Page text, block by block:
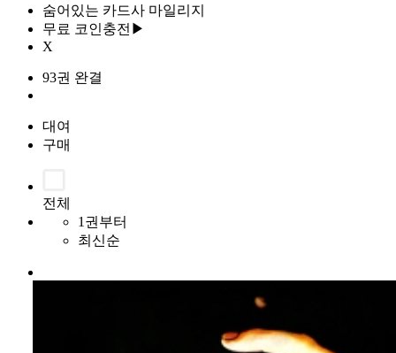
숨어있는 카드사 마일리지
무료 코인충전▶
X
93권 완결
대여
구매
전체
1권부터
최신순